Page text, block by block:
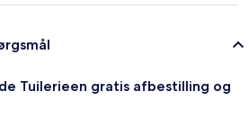
Tuilerieen gratis afbestilling og